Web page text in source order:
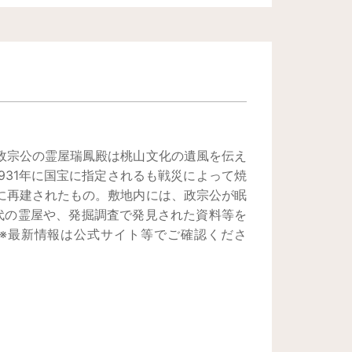
公の霊屋瑞鳳殿は桃山文化の遺風を伝え
年に国宝に指定されるも戦災によって焼
再建されたもの。敷地内には、政宗公が眠
霊屋や、発掘調査で発見された資料等を
最新情報は公式サイト等でご確認くださ